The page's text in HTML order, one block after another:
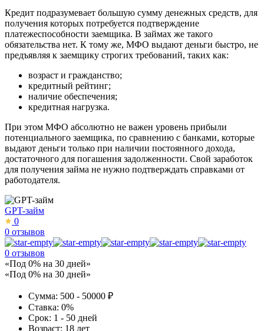
Кредит подразумевает большую сумму денежных средств, для
получения которых потребуется подтверждение
платежеспособности заемщика. В займах же такого
обязательства нет. К тому же, МФО выдают деньги быстро, не
предъявляя к заемщику строгих требований, таких как:
возраст и гражданство;
кредитный рейтинг;
наличие обеспечения;
кредитная нагрузка.
При этом МФО абсолютно не важен уровень прибыли
потенциального заемщика, по сравнению с банками, которые
выдают деньги только при наличии постоянного дохода,
достаточного для погашения задолженности. Свой заработок
для получения займа не нужно подтверждать справками от
работодателя.
GPT-займ
0
0 отзывов
0 отзывов
«Под 0% на 30 дней»
«Под 0% на 30 дней»
Сумма: 500 - 50000 ₽
Ставка: 0%
Срок: 1 - 50 дней
Возраст: 18 лет